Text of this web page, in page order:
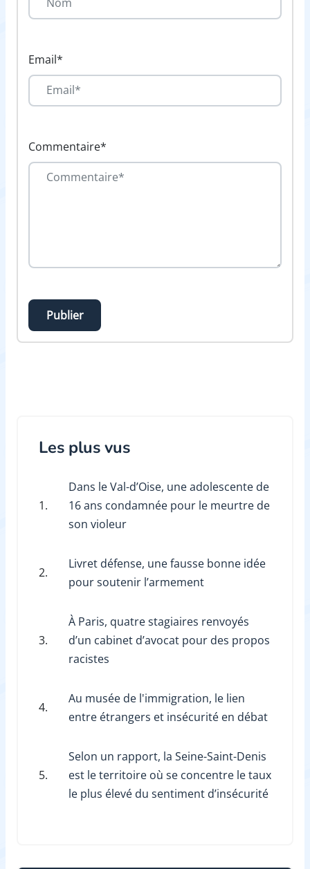
Email*
Commentaire*
Publier
Les plus vus
1.
Dans le Val-d’Oise, une adolescente de
16 ans condamnée pour le meurtre de
son violeur
2.
Livret défense, une fausse bonne idée
pour soutenir l’armement
3.
À Paris, quatre stagiaires renvoyés
d’un cabinet d’avocat pour des propos
racistes
4.
Au musée de l'immigration, le lien
entre étrangers et insécurité en débat
5.
Selon un rapport, la Seine-Saint-Denis
est le territoire où se concentre le taux
le plus élevé du sentiment d’insécurité